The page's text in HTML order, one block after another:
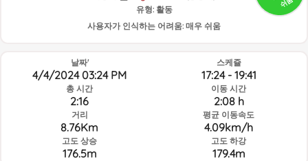
유형: 활동
사용자가 인식하는 어려움: 매우 쉬움
날짜'
4/4/2024 03:24 PM
총 시간
2:16
거리
8.76Km
고도 상승
176.5m
스케쥴
17:24 - 19:41
이동 시간
2:08 h
평균 이동속도
4.09km/h
고도 하강
179.4m